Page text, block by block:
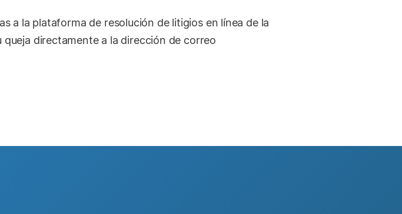
a la plataforma de resolución de litigios en línea de la
queja directamente a la dirección de correo